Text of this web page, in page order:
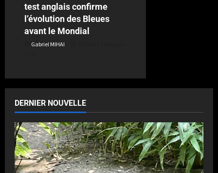
test anglais confirme
l’évolution des Bleues
avant le Mondial
Gabriel MIHAI
DERNIER NOUVELLE